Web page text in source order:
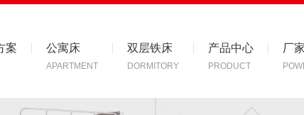
案 公寓床
APARTMENT
双层铁床
DORMITORY
产品中心
PRODUCT
厂